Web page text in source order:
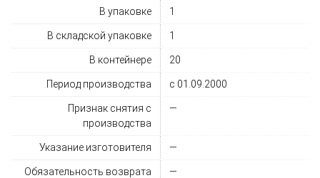
В упаковке 1
В складской упаковке 1
В контейнере 20
Период производства с 01.09.2000
Признак снятия с
производства
—
Указание изготовителя —
Обязательность возврата —